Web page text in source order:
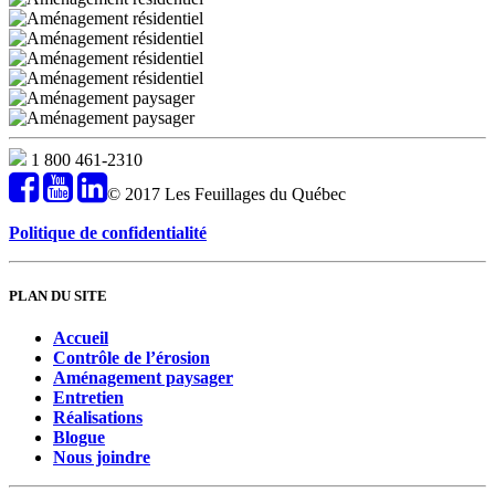
1 800 461-2310
© 2017 Les Feuillages du Québec
Politique de confidentialité
PLAN DU SITE
Accueil
Contrôle de l’érosion
Aménagement paysager
Entretien
Réalisations
Blogue
Nous joindre